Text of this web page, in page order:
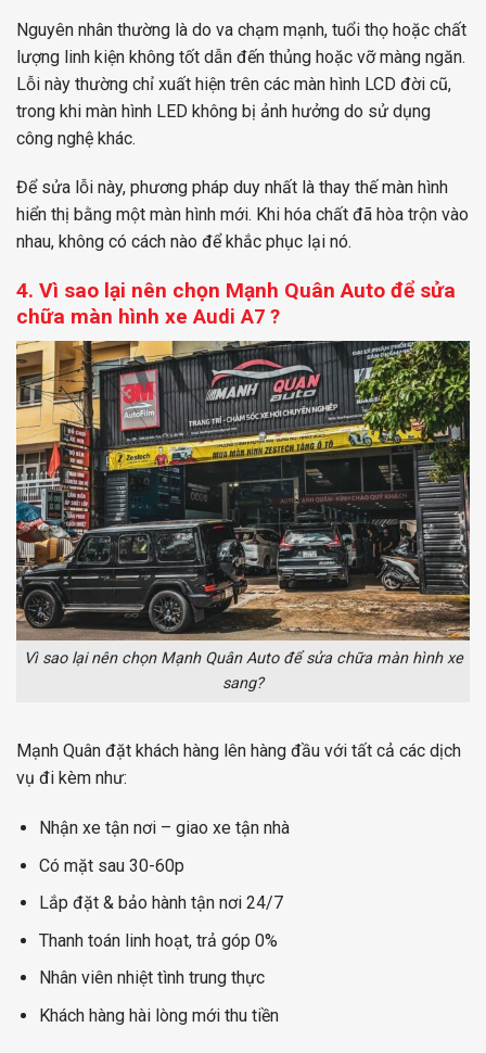
Nguyên nhân thường là do va chạm mạnh, tuổi thọ hoặc chất
lượng linh kiện không tốt dẫn đến thủng hoặc vỡ màng ngăn.
Lỗi này thường chỉ xuất hiện trên các màn hình LCD đời cũ,
trong khi màn hình LED không bị ảnh hưởng do sử dụng
công nghệ khác.
Để sửa lỗi này, phương pháp duy nhất là thay thế màn hình
hiển thị bằng một màn hình mới. Khi hóa chất đã hòa trộn vào
nhau, không có cách nào để khắc phục lại nó.
4. Vì sao lại nên chọn Mạnh Quân Auto để sửa
chữa màn hình xe Audi A7 ?
Vì sao lại nên chọn Mạnh Quân Auto để sửa chữa màn hình xe
sang?
Mạnh Quân đặt khách hàng lên hàng đầu với tất cả các dịch
vụ đi kèm như:
Nhận xe tận nơi – giao xe tận nhà
Có mặt sau 30-60p
Lắp đặt & bảo hành tận nơi 24/7
Thanh toán linh hoạt, trả góp 0%
Nhân viên nhiệt tình trung thực
Khách hàng hài lòng mới thu tiền